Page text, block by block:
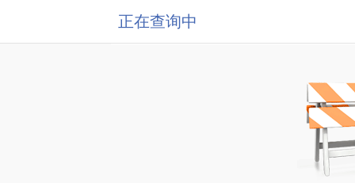
正在查询中